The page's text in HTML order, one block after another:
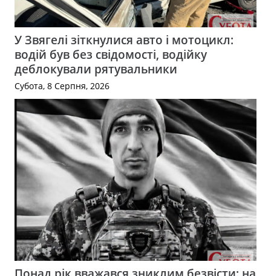
У Звягелі зіткнулися авто і мотоцикл:
водій був без свідомості, водійку
деблокували рятувальники
Субота, 8 Серпня, 2026